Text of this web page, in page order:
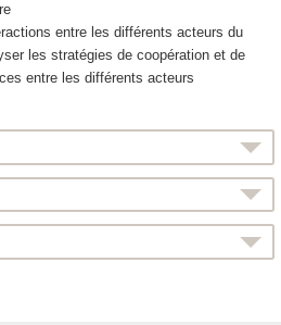
entre les différents acteurs du
les stratégies de coopération et de
entre les différents acteurs